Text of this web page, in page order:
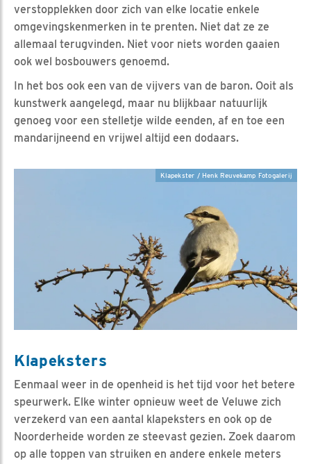
verstopplekken door zich van elke locatie enkele
omgevingskenmerken in te prenten. Niet dat ze ze
allemaal terugvinden. Niet voor niets worden gaaien
ook wel bosbouwers genoemd.
In het bos ook een van de vijvers van de baron. Ooit als
kunstwerk aangelegd, maar nu blijkbaar natuurlijk
genoeg voor een stelletje wilde eenden, af en toe een
mandarijneend en vrijwel altijd een dodaars.
Klapekster / Henk Reuvekamp Fotogalerij
Klapeksters
Eenmaal weer in de openheid is het tijd voor het betere
speurwerk. Elke winter opnieuw weet de Veluwe zich
verzekerd van een aantal klapeksters en ook op de
Noorderheide worden ze steevast gezien. Zoek daarom
op alle toppen van struiken en andere enkele meters